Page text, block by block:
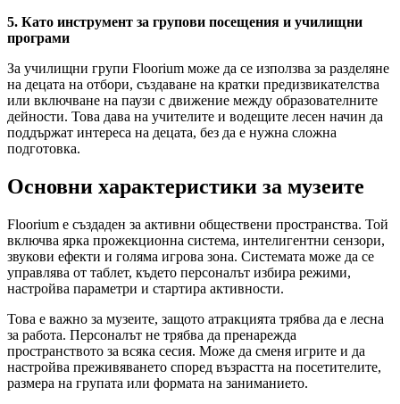
5. Като инструмент за групови посещения и училищни
програми
За училищни групи Floorium може да се използва за разделяне
на децата на отбори, създаване на кратки предизвикателства
или включване на паузи с движение между образователните
дейности. Това дава на учителите и водещите лесен начин да
поддържат интереса на децата, без да е нужна сложна
подготовка.
Основни характеристики за музеите
Floorium е създаден за активни обществени пространства. Той
включва ярка прожекционна система, интелигентни сензори,
звукови ефекти и голяма игрова зона. Системата може да се
управлява от таблет, където персоналът избира режими,
настройва параметри и стартира активности.
Това е важно за музеите, защото атракцията трябва да е лесна
за работа. Персоналът не трябва да пренарежда
пространството за всяка сесия. Може да сменя игрите и да
настройва преживяването според възрастта на посетителите,
размера на групата или формата на заниманието.